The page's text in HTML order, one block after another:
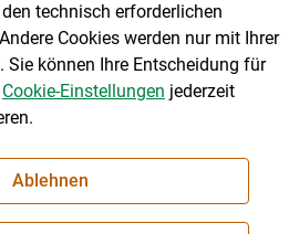
|Barrierefreiheit|
technisch erforderlichen
Cookies werden nur mit Ihrer
können Ihre Entscheidung für
Cookie-Einstellungen jederzeit
Ablehnen